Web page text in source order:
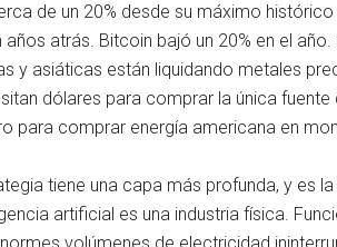
de un 20% desde su máximo
atrás. Bitcoin bajó un 20% en el
y asiáticas están liquidando metales
dólares para comprar la única
para comprar energía americana en
tiene una capa más profunda, y es
artificial es una industria física.